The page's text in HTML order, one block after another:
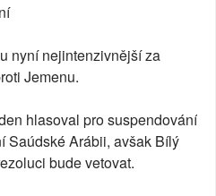
nyní nejintenzivnější za
Jemenu.
hlasoval pro suspendování
Saúdské Arábii, avšak Bílý
bude vetovat.